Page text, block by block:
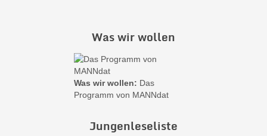
Was wir wollen
Was wir wollen: Das
Programm von MANNdat
Jungenleseliste